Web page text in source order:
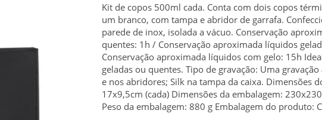
Kit de copos 500ml cada. Conta com dois copos
um branco, com tampa e abridor de garrafa.
parede de inox, isolada a vácuo. Conservação
quentes: 1h / Conservação aproximada líquidos
Conservação aproximada líquidos com gelo: 15h
geladas ou quentes. Tipo de gravação: Uma
e nos abridores; Silk na tampa da caixa. Dimensões
17x9,5cm (cada) Dimensões da embalagem:
Peso da embalagem: 880 g Embalagem do produto: